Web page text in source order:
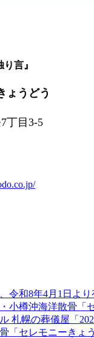
言』
ょうどう
丁目3-5
令和8年4月1日よ
小樽沖海洋散骨「
札幌の葬儀屋「
「セレモニーきょ